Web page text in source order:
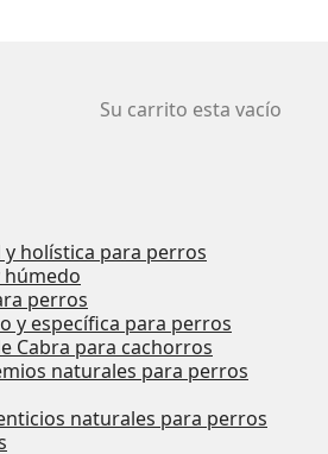
Su carrito esta vacío
holística para perros
húmedo
perros
y específica para perros
Cabra para cachorros
naturales para perros
naturales para perros